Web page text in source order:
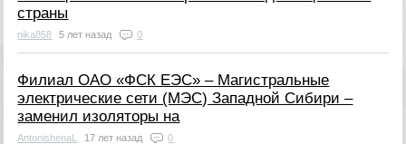
страны
nika858 5 лет назад 0
Филиал ОАО «ФСК ЕЭС» – Магистральные
электрические сети (МЭС) Западной Сибири –
заменил изоляторы на
AntonishenaL 17 лет назад 0